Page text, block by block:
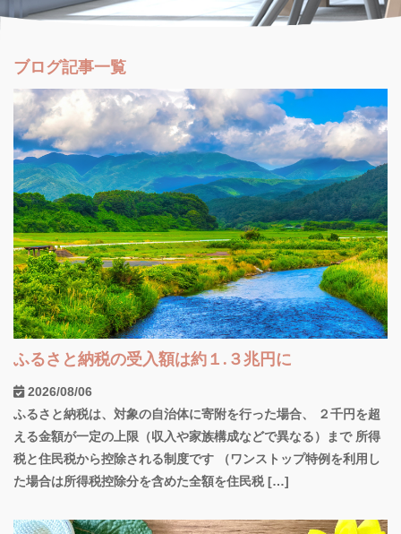
ブログ記事一覧
ふるさと納税の受入額は約１.３兆円に
2026/08/06
ふるさと納税は、対象の自治体に寄附を行った場合、 ２千円を超
える金額が一定の上限（収入や家族構成などで異なる）まで 所得
税と住民税から控除される制度です （ワンストップ特例を利用し
た場合は所得税控除分を含めた全額を住民税 […]